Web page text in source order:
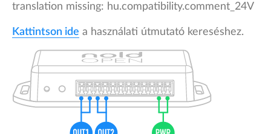
translation missing: hu.compatibility.comment_24V
Kattintson ide a használati útmutató kereséshez.